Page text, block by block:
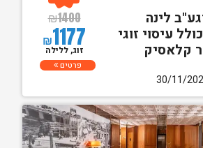
לינה
עיסוי זוגי
₪1400
₪1177
זוג, ללילה
פרטים